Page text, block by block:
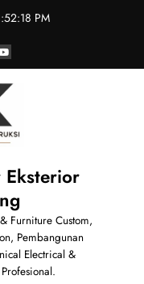
PM
Eksterior
Furniture Custom,
Pembangunan
Electrical &